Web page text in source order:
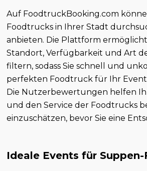
Auf FoodtruckBooking.com
Foodtrucks in Ihrer Stadt
anbieten. Die Plattform
Standort, Verfügbarkeit und Art
filtern, sodass Sie schnell und
perfekten Foodtruck für Ihr
Die Nutzerbewertungen helfen
und den Service der Foodtrucks
einzuschätzen, bevor Sie eine
Ideale Events für